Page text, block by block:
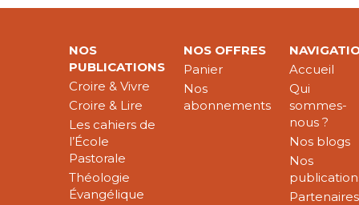
NOS
PUBLICATIONS
Croire & Vivre
Croire & Lire
Les cahiers de
l’École
Pastorale
Théologie
Évangélique
NOS OFFRES
Panier
Nos
abonnements
Accueil
Qui
sommes-
nous ?
Nos blogs
Nos
Partenaires